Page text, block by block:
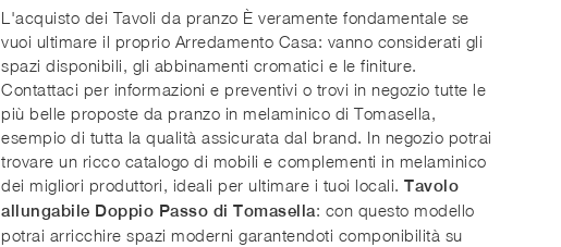
L'acquisto dei Tavoli da pranzo È veramente fondamentale se
vuoi ultimare il proprio Arredamento Casa: vanno considerati gli
spazi disponibili, gli abbinamenti cromatici e le finiture.
Contattaci per informazioni e preventivi o trovi in negozio tutte le
più belle proposte da pranzo in melaminico di Tomasella,
esempio di tutta la qualità assicurata dal brand. In negozio potrai
trovare un ricco catalogo di mobili e complementi in melaminico
dei migliori produttori, ideali per ultimare i tuoi locali. Tavolo
allungabile Doppio Passo di Tomasella: con questo modello
potrai arricchire spazi moderni garantendoti componibilità su